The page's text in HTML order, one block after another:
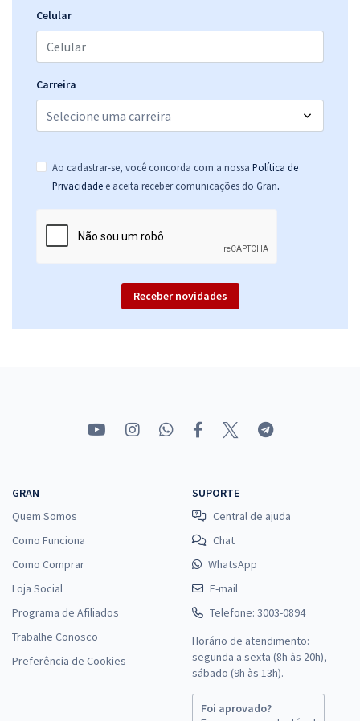
Celular
Carreira
Ao cadastrar-se, você concorda com a nossa Política de
Privacidade e aceita receber comunicações do Gran.
Receber novidades
GRAN
Quem Somos
Como Funciona
Como Comprar
Loja Social
Programa de Afiliados
Trabalhe Conosco
Preferência de Cookies
SUPORTE
Central de ajuda
Chat
WhatsApp
E-mail
Telefone: 3003-0894
Horário de atendimento:
segunda a sexta (8h às 20h),
sábado (9h às 13h).
Foi aprovado?